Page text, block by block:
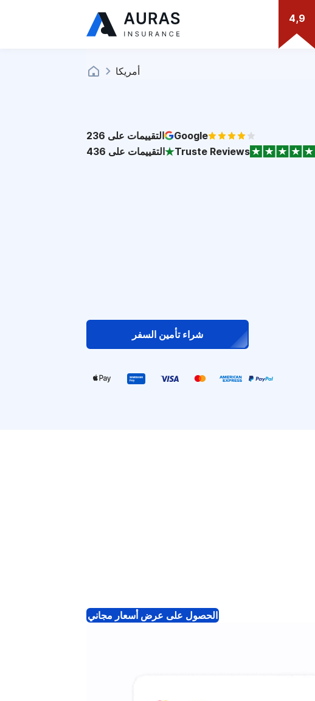
4,9
أمريكا
236 التقييمات على
Google
436 التقييمات على Truste Reviews
شراء تأمين السفر
الحصول على عرض أسعار مجاني